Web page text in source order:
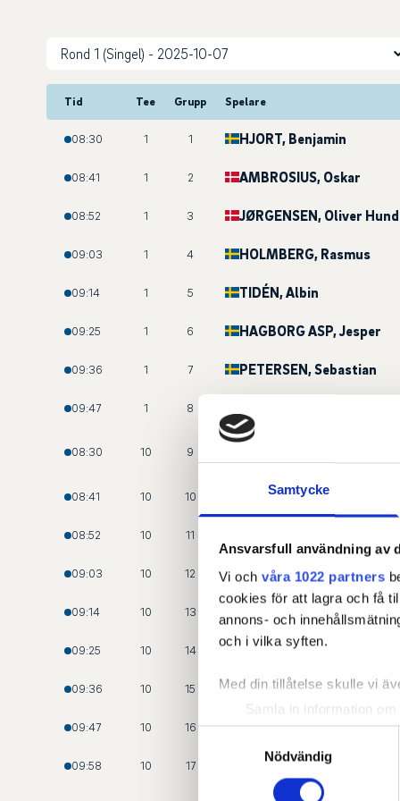
Samtycke
Ansvarsfull användning av
Vi och våra 1022 partners
cookies för att lagra och få
annons- och
och i vilka syften.
Med din tillåtelse skulle vi
Samla in information
Identifiera din enhet
Ta reda på mer om hur
eller dra tillbaka ditt
Nödvändig
Tid Tee Grupp Spelare
08:30 1 1 HJORT, Benjamin
08:41 1 2 AMBROSIUS, Oskar
08:52 1 3 JØRGENSEN, Oliver
09:03 1 4 HOLMBERG, Rasmus
09:14 1 5 TIDÉN, Albin
09:25 1 6 HAGBORG ASP, Jesper
09:36 1 7 PETERSEN, Sebastian
09:47 1 8
08:30 10 9
08:41 10 10 BJELKE, Henric
08:52 10 11
09:03 10 12 WALLIN, Isac
09:14 10 13 , Kristoffer
09:25 10 14 KAKKO , Roope
09:36 10 15 KAHLOS, Juuso
09:47 10 16 SALANDER, Gustav
09:58 10 17 BLOMQVIST, Erik